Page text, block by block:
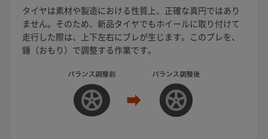
タイヤは素材や製造における性質上、正確な真円ではあり
ません。そのため、新品タイヤでもホイールに取り付けて
走行した際は、上下左右にブレが生じます。このブレを、
錘（おもり）で調整する作業です。